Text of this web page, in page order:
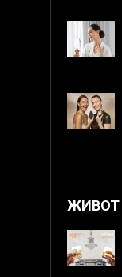
ЖИВОТ